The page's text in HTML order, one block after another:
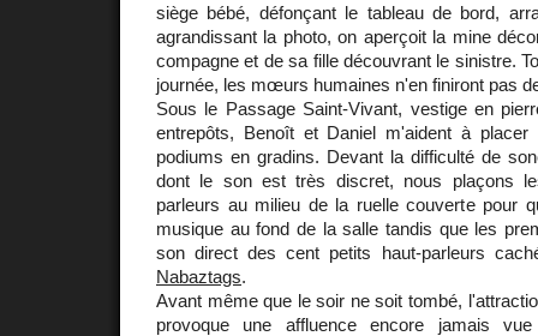
siège bébé, défonçant le tableau de bord,
agrandissant la photo, on aperçoit la mine
compagne et de sa fille découvrant le sinistre.
journée, les mœurs humaines n'en finiront pas
Sous le Passage Saint-Vivant, vestige en
entrepôts, Benoît et Daniel m'aident à
podiums en gradins. Devant la difficulté de
dont le son est très discret, nous plaçons
parleurs au milieu de la ruelle couverte pour
musique au fond de la salle tandis que les
son direct des cent petits haut-parleurs
Nabaztags.
Avant même que le soir ne soit tombé,
provoque une affluence encore jamais